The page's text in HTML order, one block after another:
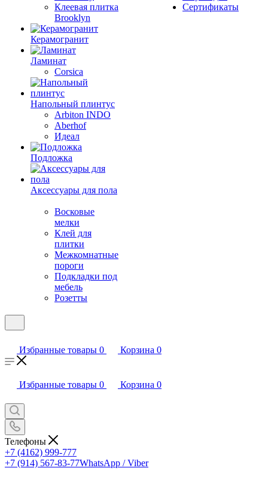
Клеевая плитка
Brooklyn
Керамогранит
Ламинат
Corsica
Напольный плинтус
Arbiton INDO
Aberhof
Идеал
Подложка
Аксессуары для пола
Восковые
мелки
Клей для
плитки
Межкомнатные
пороги
Подкладки под
мебель
Розетты
Сертификаты
Избранные товары 0 Корзина 0
Избранные товары 0 Корзина 0
Телефоны
+7 (4162) 999-777
+7 (914) 567-83-77WhatsApp / Viber